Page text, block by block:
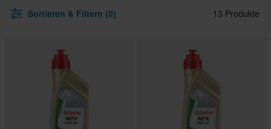
Sortieren & Filtern (0) 13 Produkte